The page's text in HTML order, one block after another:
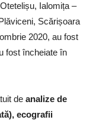
Ialomița –
Scărișoara
2020, au fost
fost încheiate în
de analize de
ecografii